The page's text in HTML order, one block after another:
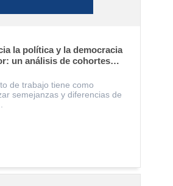
la política y la democracia
un análisis de cohortes
de trabajo tiene como
semejanzas y diferencias de